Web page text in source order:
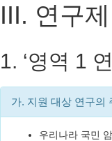
III. 연구
1. ‘영역 1
가. 지원 대상 연구의
우리나라 국민